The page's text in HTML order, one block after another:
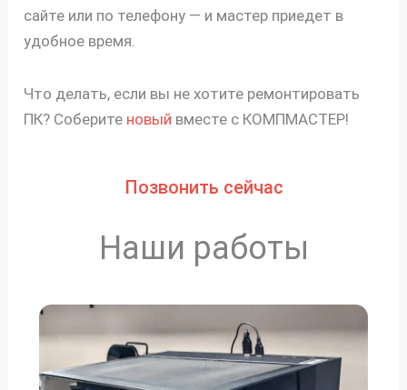
сайте или по телефону — и мастер приедет в
удобное время.
Что делать, если вы не хотите ремонтировать
ПК? Соберите новый вместе с КОМПМАСТЕР!
Позвонить сейчас
Наши работы